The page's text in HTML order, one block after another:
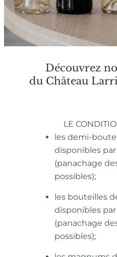
Découvrez
du Château
LE
les demi-
disponibles
(panachage
possibles);
les bouteilles
disponibles
(panachage
possibles);